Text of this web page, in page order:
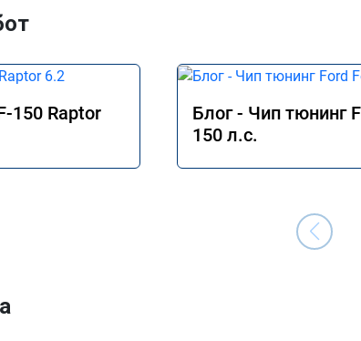
150 Raptor
Блог - Чип тюнинг
150 л.с.